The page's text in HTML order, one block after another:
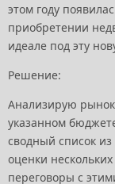
этом году
приобретении
идеале под эту
Решение:
Анализирую рынок
указанном
сводный список
оценки
переговоры с